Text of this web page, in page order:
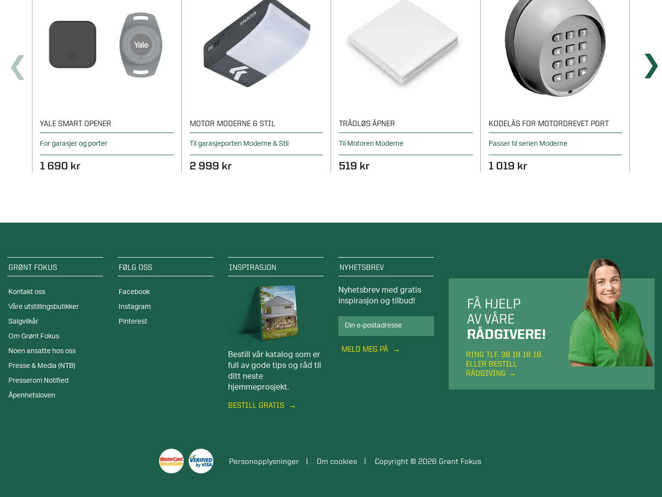
YALE SMART OPENER
For garasjer og porter
1 690 kr
MOTOR MODERNE & STIL
Til garasjeporten Moderne & Stil
2 999 kr
TRÅDLØS ÅPNER
Til Motoren Moderne
519 kr
KODELÅS FOR MOTORDREVET PORT
Passer til serien Moderne
1 019 kr
GRØNT FOKUS
Kontakt oss
Våre utstillingsbutikker
Salgvilkår
Om Grønt Fokus
Noen ansatte hos oss
Presse & Media (NTB)
Presserom Notified
Åpenhetsloven
FØLG OSS
Facebook
Instagram
Pinterest
INSPIRASJON
Bestill vår katalog som er
full av gode tips og råd til
ditt neste
hjemmeprosjekt.
BESTILL GRATIS
NYHETSBREV
Nyhetsbrev med gratis
inspirasjon og tilbud!
MELD MEG PÅ
FÅ HJELP
AV VÅRE
RÅDGIVERE!
RING TLF. 38 18 18 18
ELLER BESTILL
RÅDGIVING
Personopplysninger Om cookies Copyright © 2026 Grønt Fokus